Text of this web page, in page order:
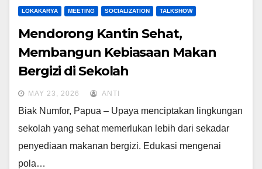
LOKAKARYA MEETING SOCIALIZATION TALKSHOW
Mendorong Kantin Sehat,
Membangun Kebiasaan Makan
Bergizi di Sekolah
MAY 23, 2026 ANTI
Biak Numfor, Papua – Upaya menciptakan lingkungan
sekolah yang sehat memerlukan lebih dari sekadar
penyediaan makanan bergizi. Edukasi mengenai
pola…